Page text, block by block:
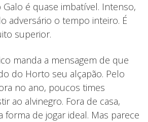
é quase imbatível. Intenso,
adversário o tempo inteiro. É
superior.
manda a mensagem de que
do Horto seu alçapão. Pelo
no ano, poucos times
ao alvinegro. Fora de casa,
forma de jogar ideal. Mas parece